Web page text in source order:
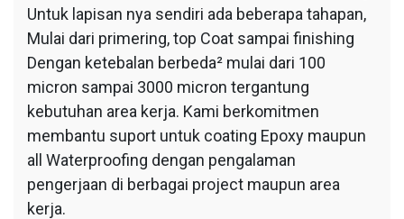
Untuk lapisan nya sendiri ada beberapa tahapan,
Mulai dari primering, top Coat sampai finishing
Dengan ketebalan berbeda² mulai dari 100
micron sampai 3000 micron tergantung
kebutuhan area kerja. Kami berkomitmen
membantu suport untuk coating Epoxy maupun
all Waterproofing dengan pengalaman
pengerjaan di berbagai project maupun area
kerja.